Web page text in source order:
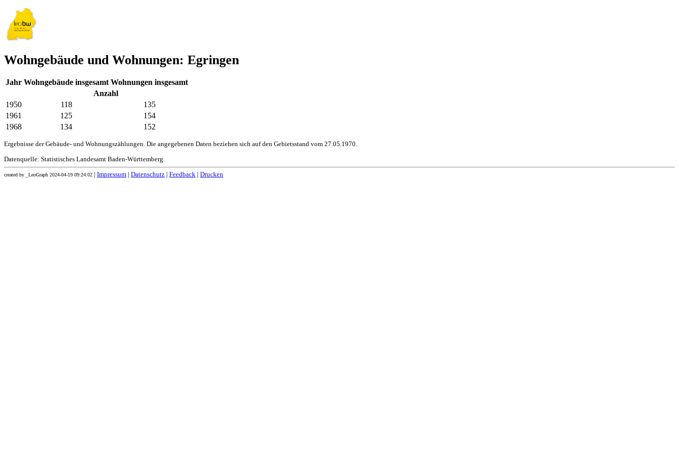
Wohngebäude und Wohnungen: Egringen
Jahr Wohngebäude insgesamt Wohnungen insgesamt
Anzahl
1950
118
135
1961
125
154
1968
134 152
Ergebnisse der Gebäude- und Wohnungszählungen. Die angegebenen Daten beziehen sich auf den Gebietsstand vom 27.05.1970.
Datenquelle: Statistisches Landesamt Baden-Württemberg.
created by _LeoGraph 2024-04-19 09:24:02 Impressum Datenschutz Feedback Drucken